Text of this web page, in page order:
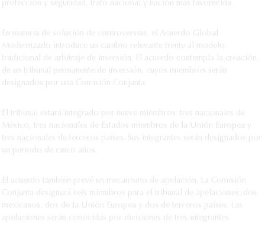
protección y seguridad, trato nacional y nación más favorecida.
En materia de solución de controversias, el Acuerdo Global
Modernizado introduce un cambio relevante frente al modelo
tradicional de arbitraje de inversión. El acuerdo contempla la creación
de un tribunal permanente de inversión, cuyos miembros serán
designados por una Comisión Conjunta.
El tribunal estará integrado por nueve miembros: tres nacionales de
México, tres nacionales de Estados miembros de la Unión Europea y
tres nacionales de terceros países. Sus integrantes serán designados por
un periodo de cinco años.
El acuerdo también prevé un mecanismo de apelación. La Comisión
Conjunta designará seis miembros para el tribunal de apelaciones: dos
mexicanos, dos de la Unión Europea y dos de terceros países. Las
apelaciones serán conocidas por divisiones de tres integrantes.